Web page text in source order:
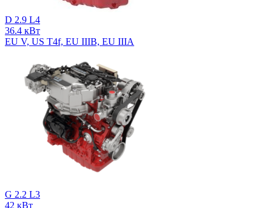
D 2.9 L4
36.4 кВт
EU V, US T4f, EU IIIB, EU IIIA
G 2.2 L3
42 кВт